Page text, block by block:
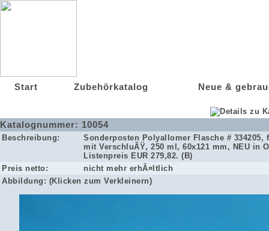
Start Zubehörkatalog Neue &
Katalognummer: 10054
Beschreibung:
Sonderposten Polyallomer Flasche # 334205,
mit VerschluÃŸ, 250 ml, 60x121 mm, NEU in
Listenpreis EUR 279,82. (B)
Preis netto:
nicht mehr erhÃ¤ltlich
Abbildung: (Klicken zum Verkleinern)